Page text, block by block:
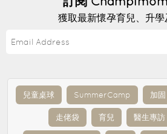
獲取最新懷孕育兒、升
兒童桌球 SummerCamp 加固
走佬袋 育兒 醫生專訪